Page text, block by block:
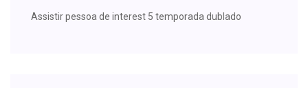
Assistir pessoa de interest 5 temporada dublado